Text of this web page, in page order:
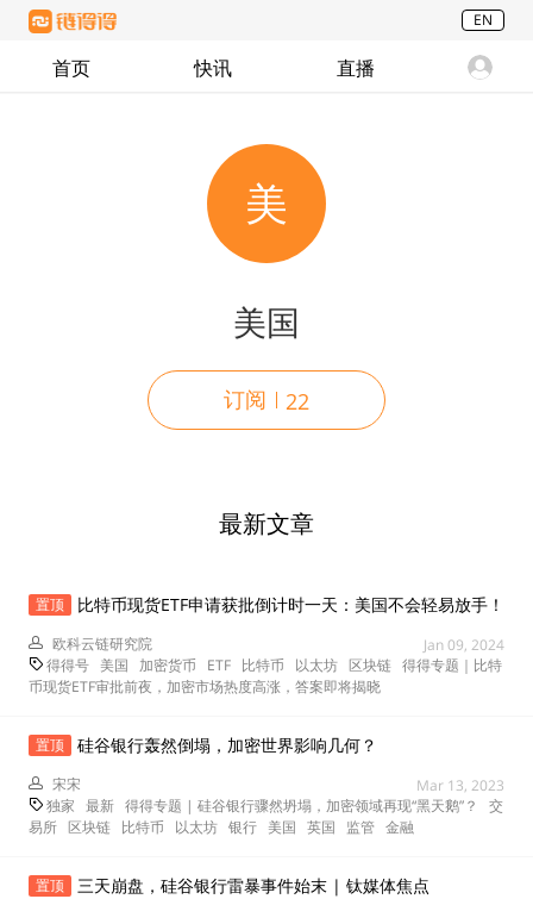
EN
首页 快讯 直播
美
美国
订阅 22
最新文章
置顶 比特币现货ETF申请获批倒计时一天：美国不会轻易放手！
欧科云链研究院
Jan 09, 2024
得得号 美国 加密货币 ETF 比特币 以太坊 区块链 得得专题｜比特
币现货ETF审批前夜，加密市场热度高涨，答案即将揭晓
置顶 硅谷银行轰然倒塌，加密世界影响几何？
宋宋
Mar 13, 2023
独家 最新 得得专题 | 硅谷银行骤然坍塌，加密领域再现“黑天鹅”？
交
易所 区块链 比特币 以太坊 银行 美国 英国 监管 金融
置顶 三天崩盘，硅谷银行雷暴事件始末 | 钛媒体焦点